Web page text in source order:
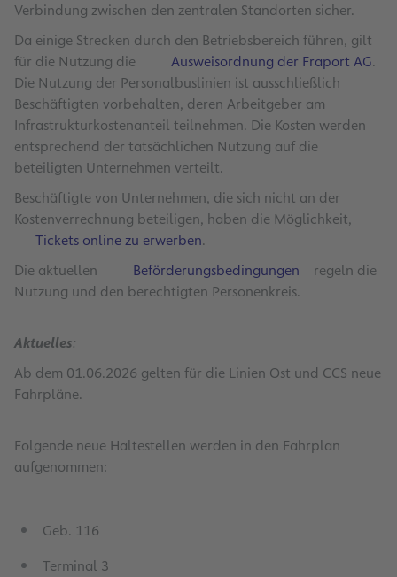
Verbindung zwischen den zentralen Standorten sicher.
Da einige Strecken durch den Betriebsbereich führen, gilt
für die Nutzung die
Ausweisordnung der Fraport AG.
Die Nutzung der Personalbuslinien ist ausschließlich
Beschäftigten vorbehalten, deren Arbeitgeber am
Infrastrukturkostenanteil teilnehmen. Die Kosten werden
entsprechend der tatsächlichen Nutzung auf die
beteiligten Unternehmen verteilt.
Beschäftigte von Unternehmen, die sich nicht an der
Kostenverrechnung beteiligen, haben die Möglichkeit,
Tickets online zu erwerben.
Die aktuellen
Beförderungsbedingungen regeln die
Nutzung und den berechtigten Personenkreis.
Aktuelles:
Ab dem 01.06.2026 gelten für die Linien Ost und CCS neue
Fahrpläne.
Folgende neue Haltestellen werden in den Fahrplan
aufgenommen:
Geb. 116
Terminal 3